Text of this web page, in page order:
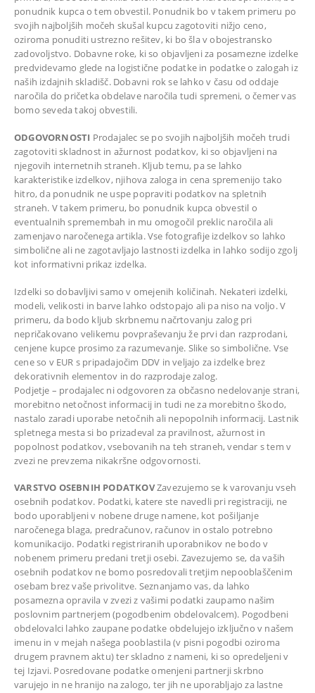
ponudnik kupca o tem obvestil. Ponudnik bo v takem primeru po
svojih najboljših močeh skušal kupcu zagotoviti nižjo ceno,
oziroma ponuditi ustrezno rešitev, ki bo šla v obojestransko
zadovoljstvo. Dobavne roke, ki so objavljeni za posamezne izdelke
predvidevamo glede na logistične podatke in podatke o zalogah iz
naših izdajnih skladišč. Dobavni rok se lahko v času od oddaje
naročila do pričetka obdelave naročila tudi spremeni, o čemer vas
bomo seveda takoj obvestili.
ODGOVORNOSTI Prodajalec se po svojih najboljših močeh trudi
zagotoviti skladnost in ažurnost podatkov, ki so objavljeni na
njegovih internetnih straneh. Kljub temu, pa se lahko
karakteristike izdelkov, njihova zaloga in cena spremenijo tako
hitro, da ponudnik ne uspe popraviti podatkov na spletnih
straneh. V takem primeru, bo ponudnik kupca obvestil o
eventualnih spremembah in mu omogočil preklic naročila ali
zamenjavo naročenega artikla. Vse fotografije izdelkov so lahko
simbolične ali ne zagotavljajo lastnosti izdelka in lahko sodijo zgolj
kot informativni prikaz izdelka.
Izdelki so dobavljivi samo v omejenih količinah. Nekateri izdelki,
modeli, velikosti in barve lahko odstopajo ali pa niso na voljo. V
primeru, da bodo kljub skrbnemu načrtovanju zalog pri
nepričakovano velikemu povpraševanju že prvi dan razprodani,
cenjene kupce prosimo za razumevanje. Slike so simbolične. Vse
cene so v EUR s pripadajočim DDV in veljajo za izdelke brez
dekorativnih elementov in do razprodaje zalog.
Podjetje – prodajalec ni odgovoren za občasno nedelovanje strani,
morebitno netočnost informacij in tudi ne za morebitno škodo,
nastalo zaradi uporabe netočnih ali nepopolnih informacij. Lastnik
spletnega mesta si bo prizadeval za pravilnost, ažurnost in
popolnost podatkov, vsebovanih na teh straneh, vendar s tem v
zvezi ne prevzema nikakršne odgovornosti.
VARSTVO OSEBNIH PODATKOVZavezujemo se k varovanju vseh
osebnih podatkov. Podatki, katere ste navedli pri registraciji, ne
bodo uporabljeni v nobene druge namene, kot pošiljanje
naročenega blaga, predračunov, računov in ostalo potrebno
komunikacijo. Podatki registriranih uporabnikov ne bodo v
nobenem primeru predani tretji osebi. Zavezujemo se, da vaših
osebnih podatkov ne bomo posredovali tretjim nepooblaščenim
osebam brez vaše privolitve. Seznanjamo vas, da lahko
posamezna opravila v zvezi z vašimi podatki zaupamo našim
poslovnim partnerjem (pogodbenim obdelovalcem). Pogodbeni
obdelovalci lahko zaupane podatke obdelujejo izključno v našem
imenu in v mejah našega pooblastila (v pisni pogodbi oziroma
drugem pravnem aktu) ter skladno z nameni, ki so opredeljeni v
tej Izjavi. Posredovane podatke omenjeni partnerji skrbno
varujejo in ne hranijo na zalogo, ter jih ne uporabljajo za lastne